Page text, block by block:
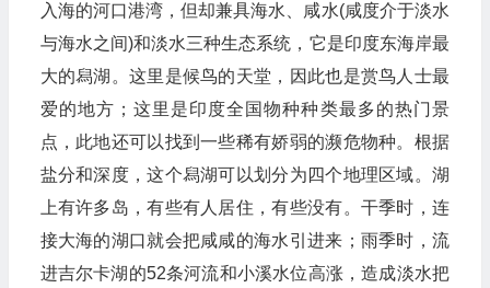
入海的河口港湾，但却兼具海水、咸水(咸度介于淡水
与海水之间)和淡水三种生态系统，它是印度东海岸最
大的舄湖。这里是候鸟的天堂，因此也是赏鸟人士最
爱的地方；这里是印度全国物种种类最多的热门景
点，此地还可以找到一些稀有娇弱的濒危物种。根据
盐分和深度，这个舄湖可以划分为四个地理区域。湖
上有许多岛，有些有人居住，有些没有。干季时，连
接大海的湖口就会把咸咸的海水引进来；雨季时，流
进吉尔卡湖的52条河流和小溪水位高涨，造成淡水把